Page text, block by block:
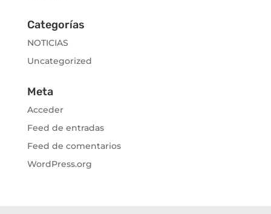
Categorías
NOTICIAS
Uncategorized
Meta
Acceder
Feed de entradas
Feed de comentarios
WordPress.org